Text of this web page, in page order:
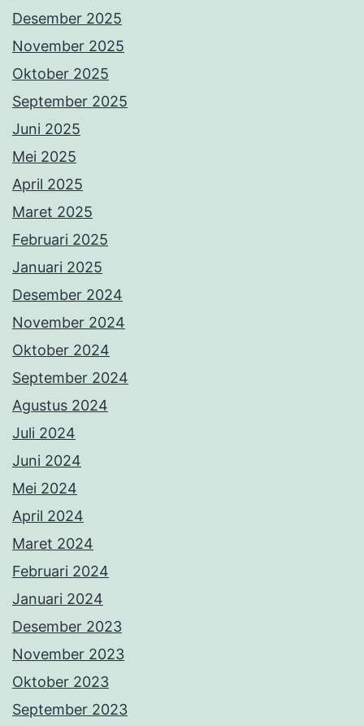
Desember 2025
November 2025
Oktober 2025
September 2025
Juni 2025
Mei 2025
April 2025
Maret 2025
Februari 2025
Januari 2025
Desember 2024
November 2024
Oktober 2024
September 2024
Agustus 2024
Juli 2024
Juni 2024
Mei 2024
April 2024
Maret 2024
Februari 2024
Januari 2024
Desember 2023
November 2023
Oktober 2023
September 2023